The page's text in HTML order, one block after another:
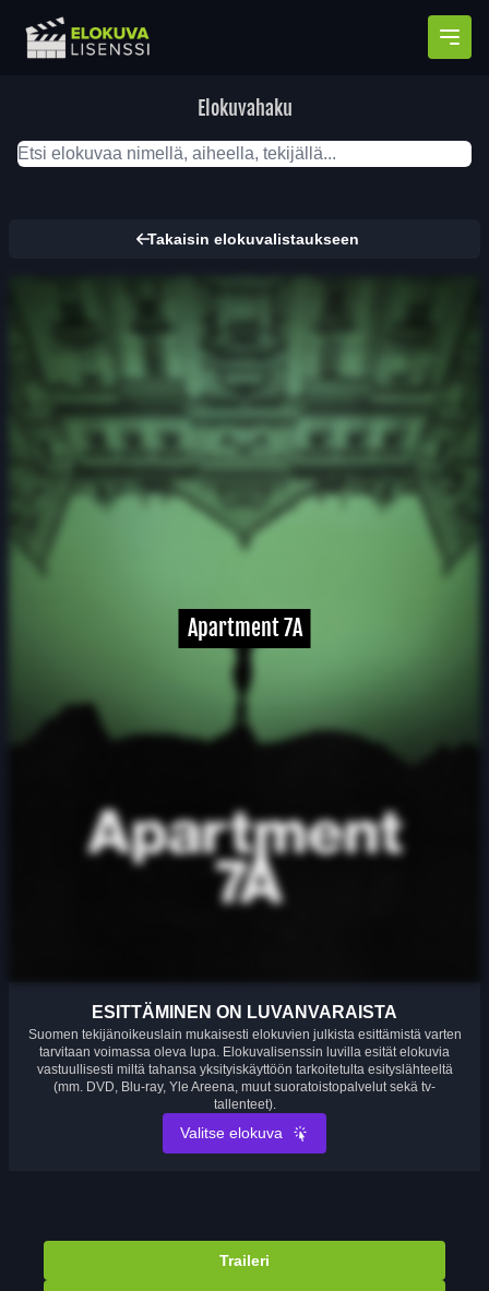
Elokuvahaku
Takaisin elokuvalistaukseen
Apartment 7A
ESITTÄMINEN ON LUVANVARAISTA
Suomen tekijänoikeuslain mukaisesti elokuvien julkista esittämistä varten
tarvitaan voimassa oleva lupa. Elokuvalisenssin luvilla esität elokuvia
vastuullisesti miltä tahansa yksityiskäyttöön tarkoitetulta esityslähteeltä
(mm. DVD, Blu-ray, Yle Areena, muut suoratoistopalvelut sekä tv-
tallenteet).
Valitse elokuva
Traileri